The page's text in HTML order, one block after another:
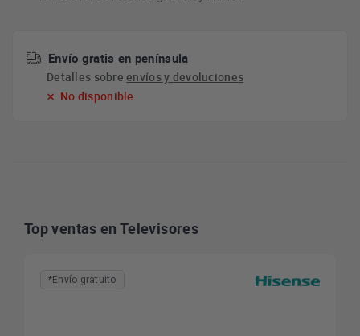
Envío gratis en península
Detalles sobreenvíos y devoluciones
No disponible
Top ventas en Televisores
*Envío gratuito